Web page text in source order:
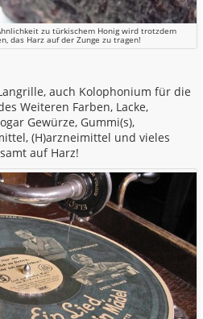
zu türkischem Honig wird trotzdem
das Harz auf der Zunge zu tragen!
auch Kolophonium für die
Weiteren Farben, Lacke,
Gewürze, Gummi(s),
(H)arzneimittel und vieles
auf Harz!